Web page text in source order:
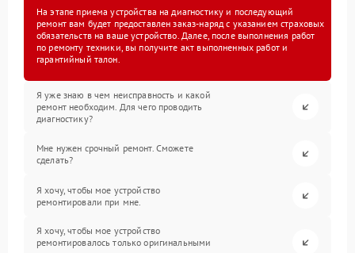
На этапе приема устройства на диагностику и последующий
ремонт вам будет предоставлен заказ-наряд с указанием страховых
обязательств на ваше устройство. Далее, после выполнения работ
по ремонту техники, вы получите акт выполненных работ и
гарантийный талон.
Я уже знаю в чем неисправность и какой
ремонт необходим. Для чего проводить
диагностику?
Мне нужен срочный ремонт. Сможете
сделать?
Я хочу, чтобы мое устройство
ремонтировали при мне.
Я хочу, чтобы мое устройство
ремонтировалось только оригинальными